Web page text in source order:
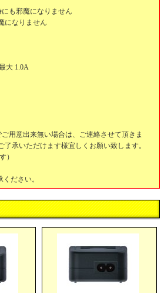
も邪魔になりません
になりません
大 1.0A
用意出来無い場合は、ご連絡させて頂きま
承いただけます様宜しくお願い致します。
）
ださい。